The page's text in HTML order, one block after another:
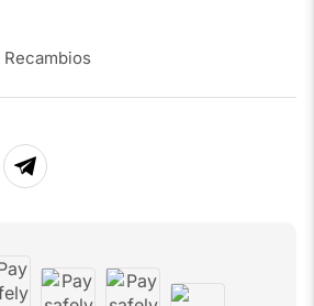
Recambios